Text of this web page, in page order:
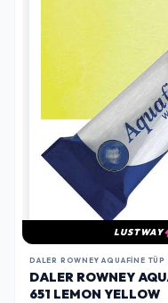
LUSTWAY
DALER ROWNEY AQUAFINE TÜP
DALER ROWNEY
651 LEMON YELLOW